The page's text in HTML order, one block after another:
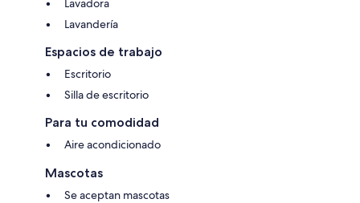
Lavadora
Lavandería
Espacios de trabajo
Escritorio
Silla de escritorio
Para tu comodidad
Aire acondicionado
Mascotas
Se aceptan mascotas